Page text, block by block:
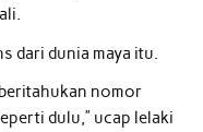
dari dunia maya itu.
nomor
dulu,” ucap lelaki